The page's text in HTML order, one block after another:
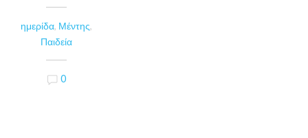
ημερίδα, Μέντης,
Παιδεία
0